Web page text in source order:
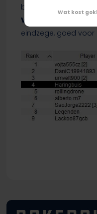
brons op voor een
Vojtech
eindzege, goed voor
Wat kost